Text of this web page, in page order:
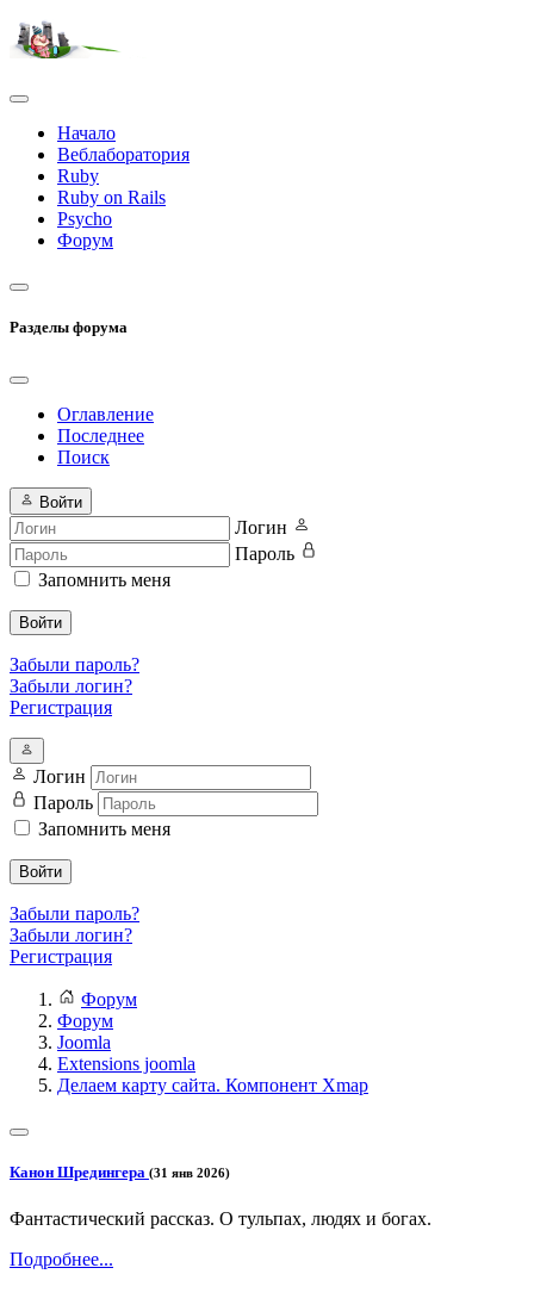
Начало
Веблаборатория
Ruby
Ruby on Rails
Psycho
Форум
Разделы форума
Оглавление
Последнее
Поиск
Войти
Логин
Пароль
Запомнить меня
Войти
Забыли пароль?
Забыли логин?
Регистрация
Логин
Пароль
Запомнить меня
Войти
Забыли пароль?
Забыли логин?
Регистрация
Форум
Форум
Joomla
Extensions joomla
Делаем карту сайта. Компонент Xmap
Канон Шредингера (31 янв 2026)
Фантастический рассказ. О тульпах, людях и богах.
Подробнее...